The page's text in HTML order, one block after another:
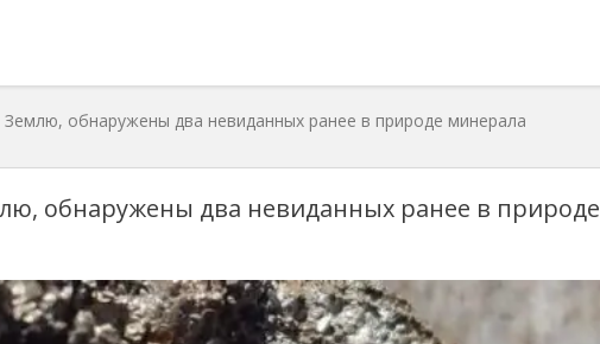
обнаружены два невиданных ранее в природе минерала
обнаружены два невиданных ранее в природе